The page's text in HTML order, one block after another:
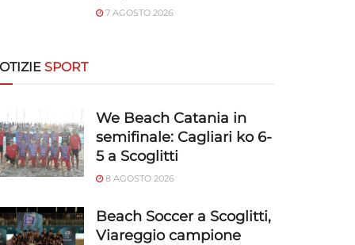
7 AGOSTO 2026
SPORT
We Beach Catania in
semifinale: Cagliari ko 6-
5 a Scoglitti
8 AGOSTO 2026
Beach Soccer a Scoglitti,
Viareggio campione